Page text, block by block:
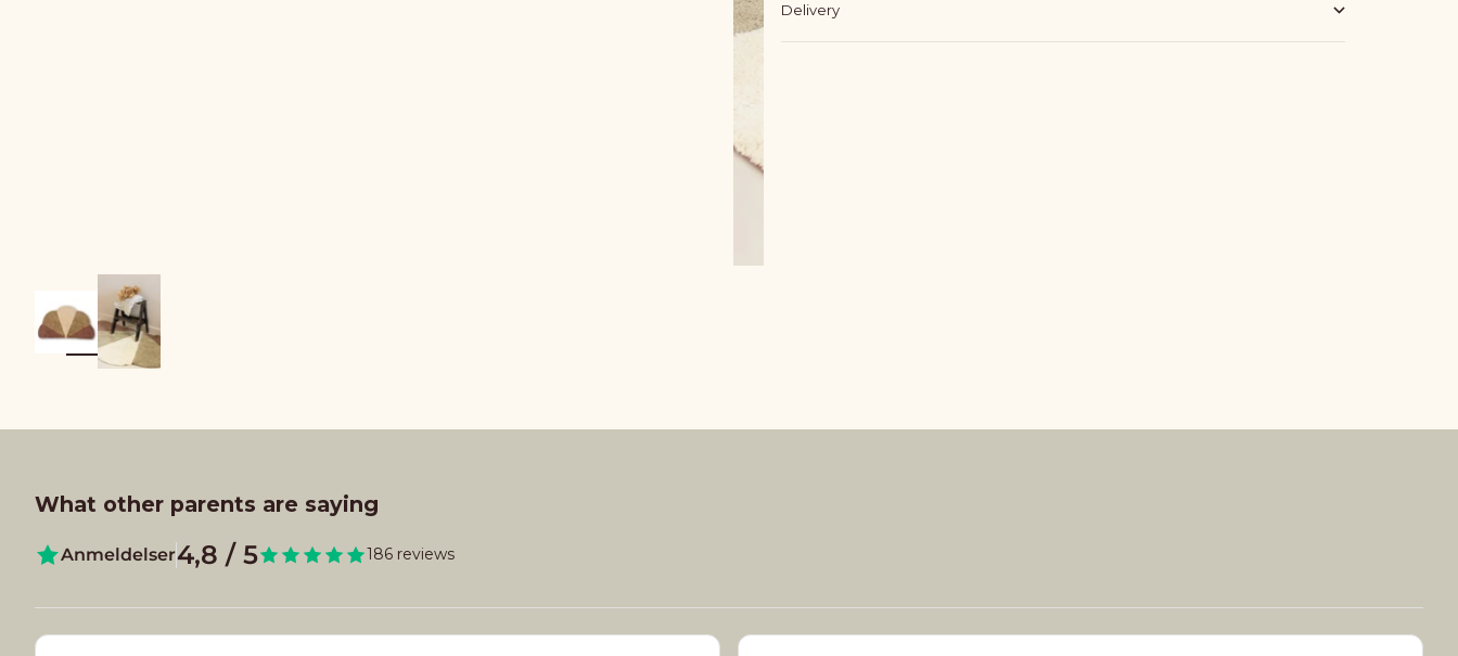
Delivery
What other parents are saying
Anmeldelser4,8 / 5 186 reviews